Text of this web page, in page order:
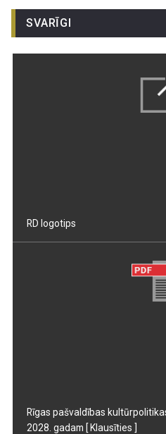
SVARĪGI
RD logotips
Rīgas pašvaldības
2028. gadam [ Klausīties ]